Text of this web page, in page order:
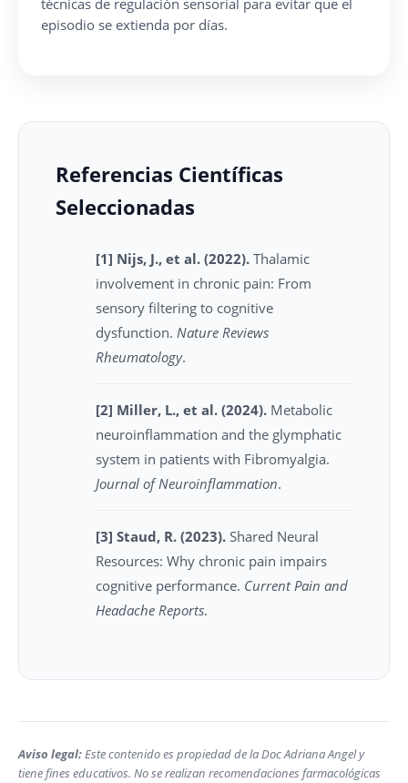
técnicas de regulación sensorial para evitar que el
episodio se extienda por días.
Referencias Científicas
Seleccionadas
[1] Nijs, J., et al. (2022).Thalamic
involvement in chronic pain: From
sensory filtering to cognitive
dysfunction. Nature Reviews
Rheumatology.
[2] Miller, L., et al. (2024).Metabolic
neuroinflammation and the glymphatic
system in patients with Fibromyalgia.
Journal of Neuroinflammation.
[3] Staud, R. (2023).Shared Neural
Resources: Why chronic pain impairs
cognitive performance. Current Pain and
Headache Reports.
Aviso legal:Este contenido es propiedad de la Doc Adriana Angel y
tiene fines educativos. No se realizan recomendaciones farmacológicas